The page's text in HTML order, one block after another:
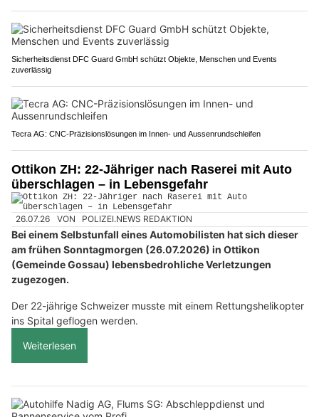
Sicherheitsdienst DFC Guard GmbH schützt Objekte, Menschen und Events
zuverlässig
Tecra AG: CNC-Präzisionslösungen im Innen- und Aussenrundschleifen
Ottikon ZH: 22-Jähriger nach Raserei mit Auto
überschlagen – in Lebensgefahr
26.07.26 VON POLIZEI.NEWS REDAKTION
Bei einem Selbstunfall eines Automobilisten hat sich dieser
am frühen Sonntagmorgen (26.07.2026) in Ottikon
(Gemeinde Gossau) lebensbedrohliche Verletzungen
zugezogen.
Der 22-jährige Schweizer musste mit einem Rettungshelikopter
ins Spital geflogen werden.
Weiterlesen